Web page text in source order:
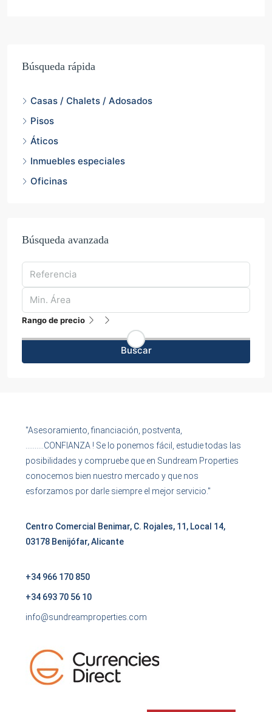
Búsqueda rápida
Casas / Chalets / Adosados
Pisos
Áticos
Inmuebles especiales
Oficinas
Búsqueda avanzada
Rango de precio
Buscar
"Asesoramiento, financiación, postventa,
……….CONFIANZA ! Se lo ponemos fácil, estudie todas las
posibilidades y compruebe que en Sundream Properties
conocemos bien nuestro mercado y que nos
esforzamos por darle siempre el mejor servicio."
Centro Comercial Benimar, C. Rojales, 11, Local 14,
03178 Benijófar, Alicante
+34 966 170 850
+34 693 70 56 10
info@sundreamproperties.com